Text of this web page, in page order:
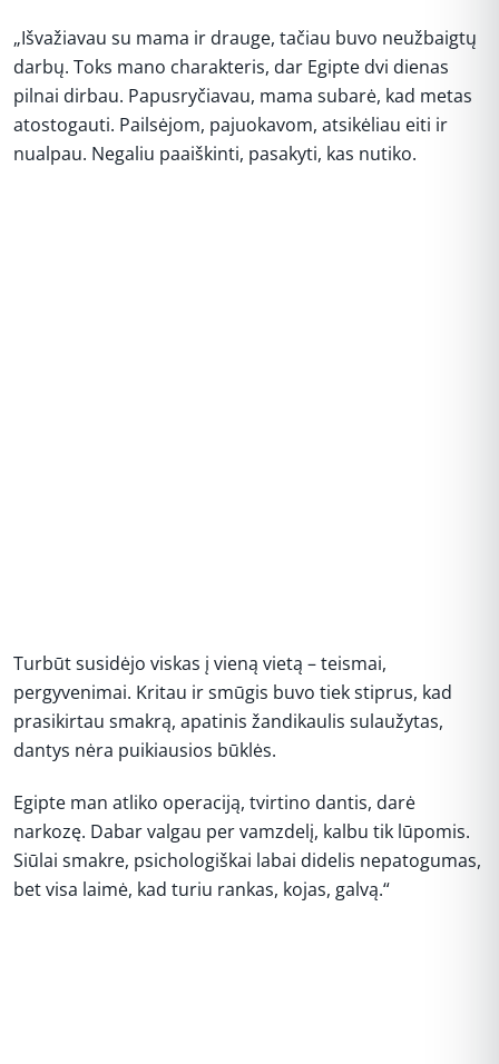
„Išvažiavau su mama ir drauge, tačiau buvo neužbaigtų
darbų. Toks mano charakteris, dar Egipte dvi dienas
pilnai dirbau. Papusryčiavau, mama subarė, kad metas
atostogauti. Pailsėjom, pajuokavom, atsikėliau eiti ir
nualpau. Negaliu paaiškinti, pasakyti, kas nutiko.
Turbūt susidėjo viskas į vieną vietą – teismai,
pergyvenimai. Kritau ir smūgis buvo tiek stiprus, kad
prasikirtau smakrą, apatinis žandikaulis sulaužytas,
dantys nėra puikiausios būklės.
Egipte man atliko operaciją, tvirtino dantis, darė
narkozę. Dabar valgau per vamzdelį, kalbu tik lūpomis.
Siūlai smakre, psichologiškai labai didelis nepatogumas,
bet visa laimė, kad turiu rankas, kojas, galvą.“